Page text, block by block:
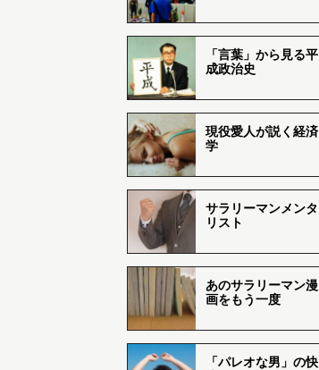
「言葉」から見る平
成政治史
現役愛人が説く経済
学
サラリーマンメンタ
リスト
あのサラリーマン漫
画をもう一度
「パレオな男」の快